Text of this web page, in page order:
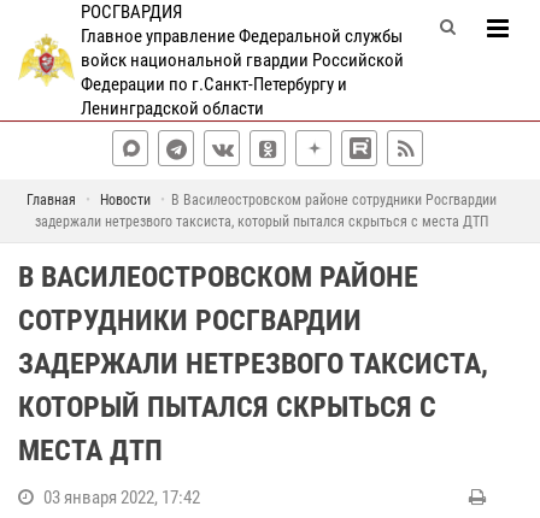
РОСГВАРДИЯ
Главное управление Федеральной службы
войск национальной гвардии Российской
Федерации по г.Санкт-Петербургу и
Ленинградской области
Главная Новости
В Василеостровском районе сотрудники Росгвардии
задержали нетрезвого таксиста, который пытался скрыться с места ДТП
В ВАСИЛЕОСТРОВСКОМ РАЙОНЕ
СОТРУДНИКИ РОСГВАРДИИ
ЗАДЕРЖАЛИ НЕТРЕЗВОГО ТАКСИСТА,
КОТОРЫЙ ПЫТАЛСЯ СКРЫТЬСЯ С
МЕСТА ДТП
03 января 2022, 17:42